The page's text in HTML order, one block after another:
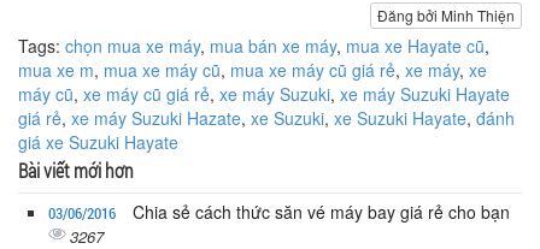
Đăng bởi Minh Thiện
Tags: chọn mua xe máy, mua bán xe máy, mua xe Hayate cũ,
mua xe m, mua xe máy cũ, mua xe máy cũ giá rẻ, xe máy, xe
máy cũ, xe máy cũ giá rẻ, xe máy Suzuki, xe máy Suzuki Hayate
giá rẻ, xe máy Suzuki Hazate, xe Suzuki, xe Suzuki Hayate, đánh
giá xe Suzuki Hayate
Bài viết mới hơn
03/06/2016 Chia sẻ cách thức săn vé máy bay giá rẻ cho bạn
3267